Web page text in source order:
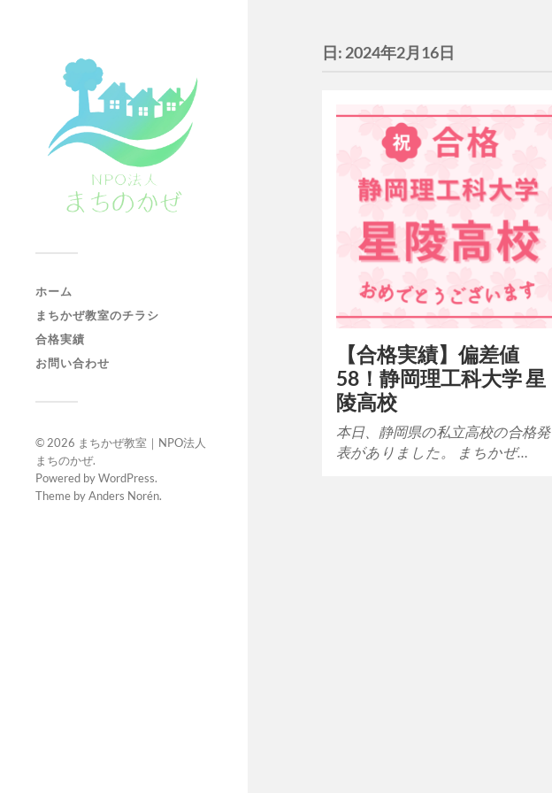
ホーム
まちかぜ教室のチラシ
合格実績
お問い合わせ
© 2026 まちかぜ教室｜NPO法人
まちのかぜ.
Powered byWordPress.
Theme byAnders Norén.
日: 2024年2月16日
【合格実績】偏差値
58！静岡理工科大学 星
陵高校
本日、静岡県の私立高校の合格発
表がありました。 まちかぜ…